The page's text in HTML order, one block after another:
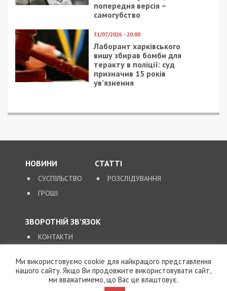
попередня версія –
самогубство
31/07/2026 - 20:00
Лаборант харківського
вишу збирав бомби для
теракту в поліції: суд
призначив 15 років
ув’язнення
НОВИНИ
СУСПІЛЬСТВО
ГРОШІ
СТАТТІ
РОЗСЛІДУВАННЯ
ЗВОРОТНІЙ ЗВ’ЯЗОК
КОНТАКТИ
SUPPORT@49000.COM.UA
Ми використовуємо cookie для найкращого представлення
нашого сайту. Якщо Ви продовжите використовувати сайт,
ми вважатимемо, що Вас це влаштовує.